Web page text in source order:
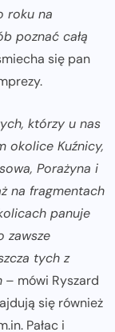
roku na
poznać całą
się pan
którzy u nas
okolice Kuźnicy,
Porażyna i
na fragmentach
panuje
zawsze
tych z
– mówi Ryszard
się również
Pałac i